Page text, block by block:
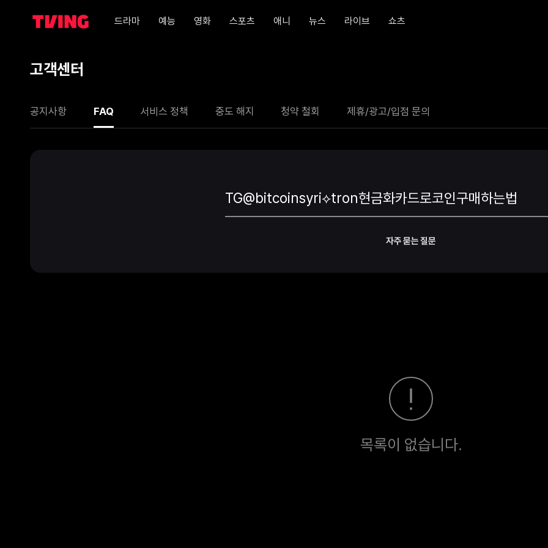
드라마 예능 영화 스포츠 애니 뉴스 라이브 쇼츠
고객센터
공지사항 FAQ 서비스 정책 중도 해지 청약 철회 제휴/광고/입점 문의
자주 묻는 질문
목록이 없습니다.